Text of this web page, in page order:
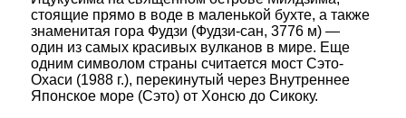
стоящие прямо в воде в маленькой бухте, а также
знаменитая гора Фудзи (Фудзи-сан, 3776 м) —
один из самых красивых вулканов в мире. Еще
одним символом страны считается мост Сэто-
Охаси (1988 г.), перекинутый через Внутреннее
Японское море (Сэто) от Хонсю до Сикоку.